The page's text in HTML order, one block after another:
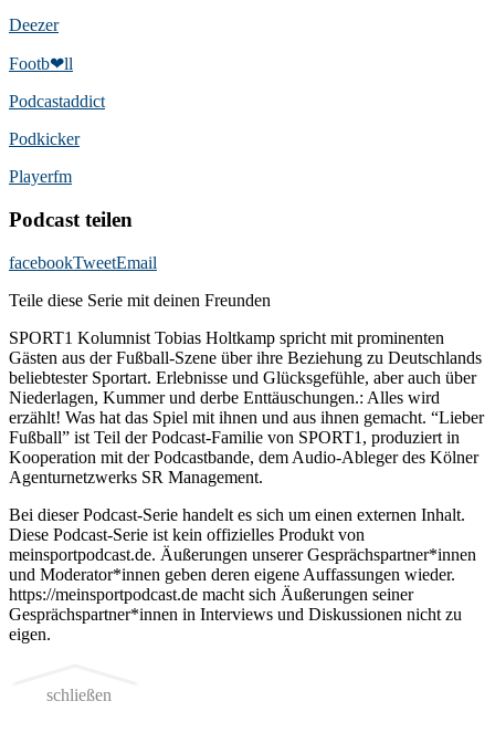
Deezer
Footb❤ll
Podcast­addict
Podkicker
Playerfm
Podcast teilen
facebookTweetEmail
Teile diese Serie mit deinen Freunden
SPORT1 Kolumnist Tobias Holtkamp spricht mit prominenten
Gästen aus der Fußball-Szene über ihre Beziehung zu Deutschlands
beliebtester Sportart. Erlebnisse und Glücksgefühle, aber auch über
Niederlagen, Kummer und derbe Enttäuschungen.: Alles wird
erzählt! Was hat das Spiel mit ihnen und aus ihnen gemacht. “Lieber
Fußball” ist Teil der Podcast-Familie von SPORT1, produziert in
Kooperation mit der Podcastbande, dem Audio-Ableger des Kölner
Agenturnetzwerks SR Management.
Bei dieser Podcast-Serie handelt es sich um einen externen Inhalt.
Diese Podcast-Serie ist kein offizielles Produkt von
meinsportpodcast.de. Äußerungen unserer Gesprächspartner*innen
und Moderator*innen geben deren eigene Auffassungen wieder.
https://meinsportpodcast.de macht sich Äußerungen seiner
Gesprächspartner*innen in Interviews und Diskussionen nicht zu
eigen.
schließen